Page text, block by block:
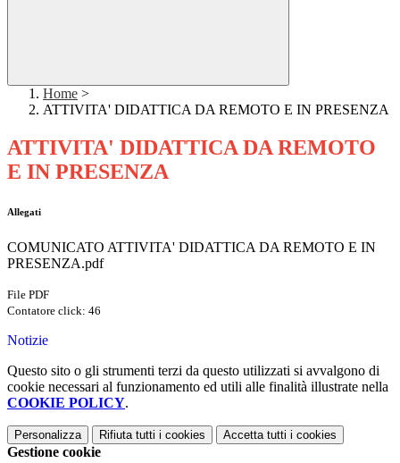
Home >
ATTIVITA' DIDATTICA DA REMOTO E IN PRESENZA
ATTIVITA' DIDATTICA DA REMOTO
E IN PRESENZA
Allegati
COMUNICATO ATTIVITA' DIDATTICA DA REMOTO E IN
PRESENZA.pdf
File PDF
Contatore click: 46
Notizie
Questo sito o gli strumenti terzi da questo utilizzati si avvalgono di
cookie necessari al funzionamento ed utili alle finalità illustrate nella
COOKIE POLICY.
Personalizza Rifiuta tutti i cookies Accetta tutti i cookies
Gestione cookie